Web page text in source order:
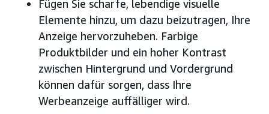
Fügen Sie scharfe, lebendige visuelle
Elemente hinzu, um dazu beizutragen, Ihre
Anzeige hervorzuheben. Farbige
Produktbilder und ein hoher Kontrast
zwischen Hintergrund und Vordergrund
können dafür sorgen, dass Ihre
Werbeanzeige auffälliger wird.